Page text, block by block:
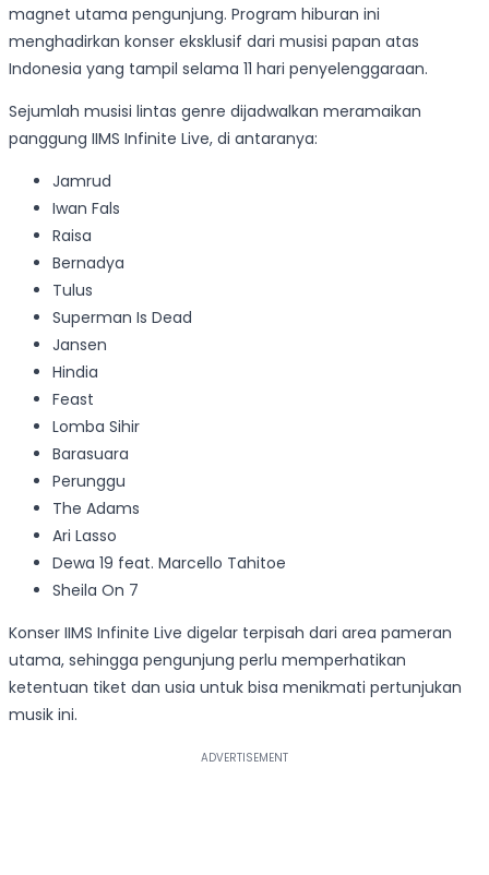
magnet utama pengunjung. Program hiburan ini
menghadirkan konser eksklusif dari musisi papan atas
Indonesia yang tampil selama 11 hari penyelenggaraan.
Sejumlah musisi lintas genre dijadwalkan meramaikan
panggung IIMS Infinite Live, di antaranya:
Jamrud
Iwan Fals
Raisa
Bernadya
Tulus
Superman Is Dead
Jansen
Hindia
Feast
Lomba Sihir
Barasuara
Perunggu
The Adams
Ari Lasso
Dewa 19 feat. Marcello Tahitoe
Sheila On 7
Konser IIMS Infinite Live digelar terpisah dari area pameran
utama, sehingga pengunjung perlu memperhatikan
ketentuan tiket dan usia untuk bisa menikmati pertunjukan
musik ini.